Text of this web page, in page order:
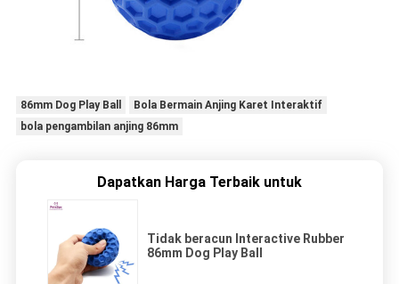
86mm Dog Play Ball
Bola Bermain Anjing Karet Interaktif
bola pengambilan anjing 86mm
Dapatkan Harga Terbaik untuk
Tidak beracun Interactive Rubber
86mm Dog Play Ball